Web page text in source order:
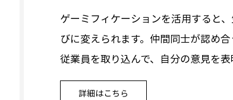
ゲーミフィケーションを活用すると
びに変えられます。仲間同士が認め
従業員を取り込んで、自分の意見を表
詳細はこちら